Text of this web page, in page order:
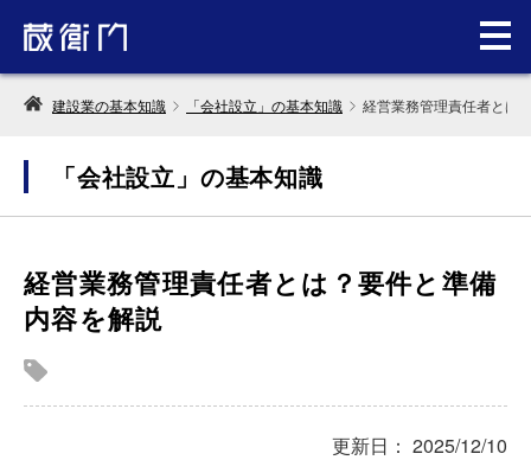
建設業の基本知識 「会社設立」の基本知識 経営業務管理責任者とは
「会社設立」の基本知識
経営業務管理責任者とは？要件と準備
内容を解説
更新日： 2025/12/10